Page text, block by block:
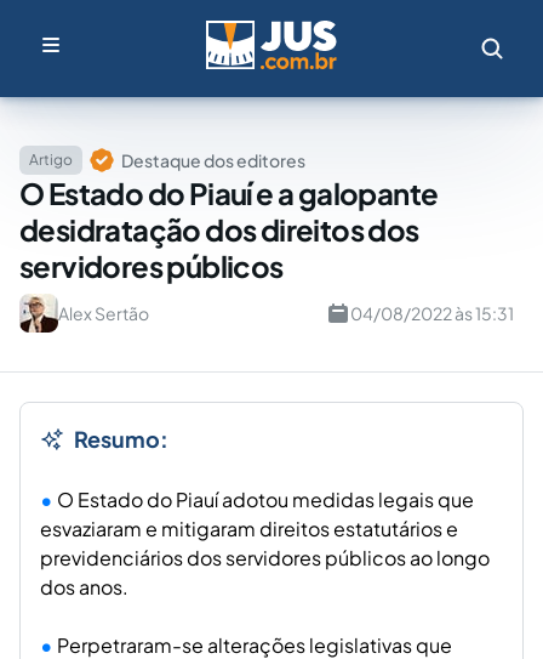
Artigo Destaque dos editores
O Estado do Piauí e a galopante
desidratação dos direitos dos
servidores públicos
Alex Sertão 04/08/2022 às 15:31
Resumo:
O Estado do Piauí adotou medidas legais que
esvaziaram e mitigaram direitos estatutários e
previdenciários dos servidores públicos ao longo
dos anos.
Perpetraram-se alterações legislativas que